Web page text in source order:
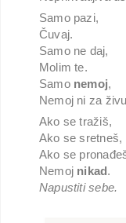
Samo pazi,
Čuvaj.
Samo ne daj,
Molim te.
Samo nemoj,
Nemoj ni za
Ako se tražiš,
Ako se sretneš,
Ako se
Nemoj nikad.
Napustiti sebe.